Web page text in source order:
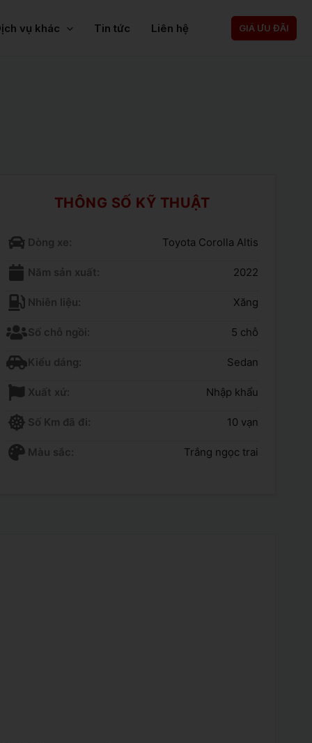
vụ khác Tin tức Liên hệ GIÁ ƯU ĐÃI
THÔNG SỐ KỸ THUẬT
Dòng xe: Toyota Corolla Altis
Năm sản xuất: 2022
Nhiên liệu: Xăng
Số chỗ ngồi: 5 chỗ
Kiểu dáng: Sedan
Xuất xứ: Nhập khẩu
Số Km đã đi: 10 vạn
Màu sắc: Trắng ngọc trai